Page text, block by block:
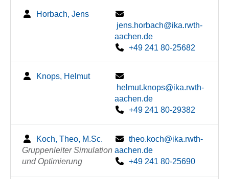
Horbach, Jens
jens.horbach@ika.rwth-
aachen.de
+49 241 80-25682
Knops, Helmut
helmut.knops@ika.rwth-
aachen.de
+49 241 80-29382
Koch, Theo, M.Sc.
Gruppenleiter Simulation
und Optimierung
theo.koch@ika.rwth-
aachen.de
+49 241 80-25690